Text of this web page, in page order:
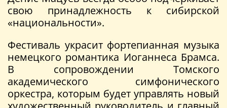
свою принадлежность к сибирской
«национальности».
Фестиваль украсит фортепианная музыка
немецкого романтика Иоганнеса Брамса.
В сопровождении Томского
академического симфонического
оркестра, которым будет управлять новый